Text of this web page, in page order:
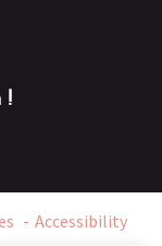
!
Accessibility